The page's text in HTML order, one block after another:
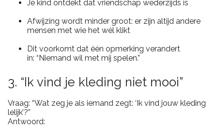
Je kind ontdekt dat vriendschap wederzijds is
Afwijzing wordt minder groot: er zijn altijd andere
mensen met wie het wél klikt
Dit voorkomt dat één opmerking verandert
in: “Niemand wil met mij spelen.”
3. “Ik vind je kleding niet mooi”
Vraag: “Wat zeg je als iemand zegt: ‘Ik vind jouw kleding
lelijk’?”
Antwoord: